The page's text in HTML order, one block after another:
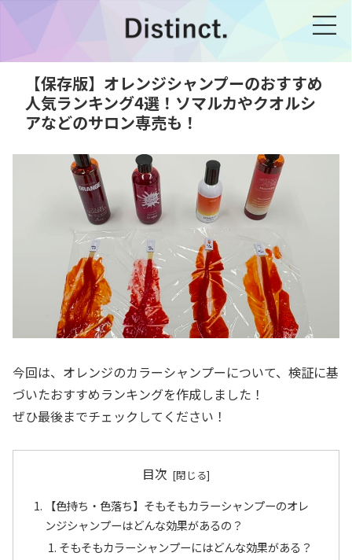
【保存版】オレンジシャンプーのおすすめ
人気ランキング4選！ソマルカやクオルシ
アなどのサロン専売も！
今回は、オレンジのカラーシャンプーについて、検証に基
づいたおすすめランキングを作成しました！
ぜひ最後までチェックしてください！
目次
【色持ち・色落ち】そもそもカラーシャンプーのオレ
ンジシャンプーはどんな効果があるの？
そもそもカラーシャンプーにはどんな効果がある？